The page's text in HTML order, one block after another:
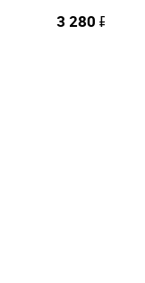
3 280 ₽